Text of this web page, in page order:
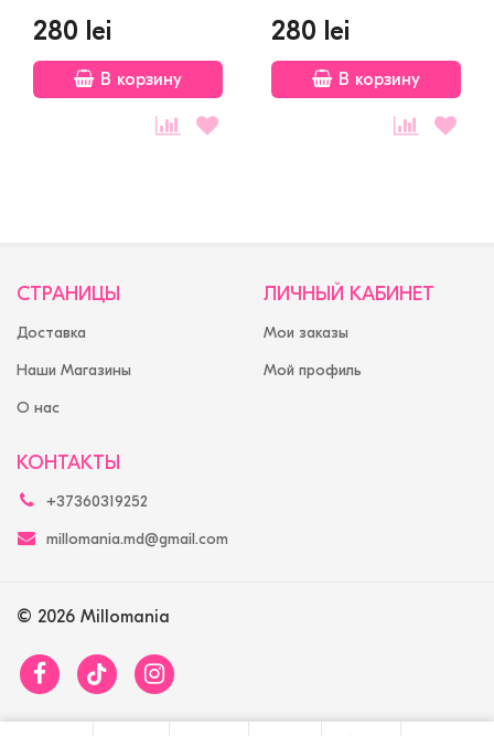
280 lei
В корзину
280 lei
В корзину
СТРАНИЦЫ
Доставка
Наши Магазины
О нас
ЛИЧНЫЙ КАБИНЕТ
Мои заказы
Мой профиль
КОНТАКТЫ
+37360319252
millomania.md@gmail.com
© 2026 Millomania